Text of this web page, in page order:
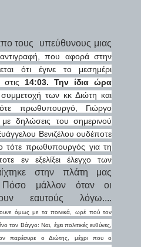
τους υπεύθυνους μιας
που αφορά στην
ότι έγινε το μεσημέρι
στις14:03.
Την ίδια ώρα
των κκ Διώτη και
πρωθυπουργό, Γιώργο
δηλώσεις του σημερινού
Βενιζέλου ουδέποτε
τότε πρωθυπουργός για τη
εν εξελίξει έλεγχο των
στην πλάτη μας
Πόσο μάλλον όταν οι
εαυτούς λόγω....
όμως με τα ποινικά, ωρέ πού τον
τον Βάγγο: Ναι, έχει πολιτικές ευθύνες,
παρέσυρε ο Διώτης, μέχρι που ο